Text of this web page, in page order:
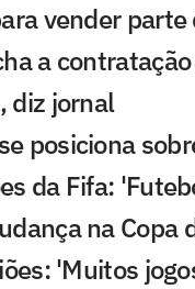
vender parte
a
diz jornal
posiciona
da Fifa:
na Copa
'Muitos